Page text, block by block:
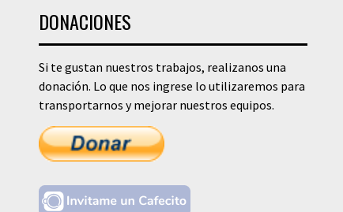
DONACIONES
Si te gustan nuestros trabajos, realizanos una
donación. Lo que nos ingrese lo utilizaremos para
transportarnos y mejorar nuestros equipos.